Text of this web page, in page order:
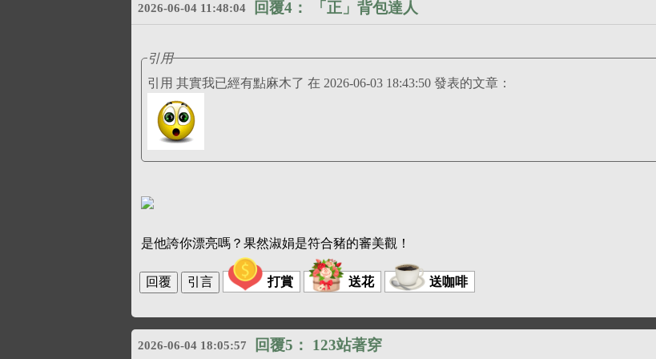
回覆4： 「正」背包達人
2026-06-04 11:48:04
引用
引用 其實我已經有點麻木了 在 2026-06-03 18:43:50 發表的文章：
是他誇你漂亮嗎？果然淑娟是符合豬的審美觀！
打賞 送花 送咖啡
回覆5： 123站著穿
2026-06-04 18:05:57